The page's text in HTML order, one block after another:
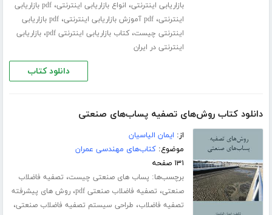
بازاریابی اینترنتی، انواع بازاریابی اینترنتی،
pdf بازاریابی
اینترنتی،pdf آموزش بازاریابی اینترنتی ،
pdf بازاریابی
اینترنتی چیست،کتاب بازاریابی اینترنتی pdf ،بازاریابی
اینترنتی در ایران
دانلود کتاب
دانلود کتاب روش‌های تصفیه پساب‌های صنعتی
از: ایمان الیاسیان
موضوع:کتاب‌های مهندسی عمران
۱۳۱ صفحه
برچسب‌ها: پساب های صنعتی چیست، تصفیه فاضلاب
صنعتی، تصفیه فاضلاب صنعتی pdf ،روش های پیشرفته
تصفیه فاضلاب، طراحی سیستم تصفیه فاضلاب صنعتی،